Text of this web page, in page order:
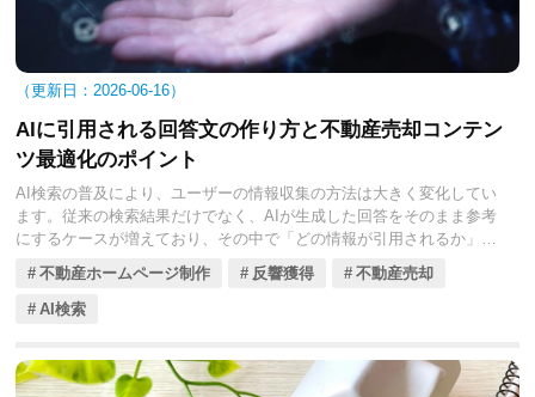
2026-06-16
AIに引用される回答文の作り方と不動産売却コンテン
ツ最適化のポイント
AI検索の普及により、ユーザーの情報収集の方法は大きく変化してい
ます。従来の検索結果だけでなく、AIが生成した回答をそのまま参考
にするケースが増えており、その中で「どの情報が引用されるか」が
重要な競争ポイントになっています。不動産売却領域においても、AI
に引用される回答文を意識したコンテンツ設計が、問い合わせ獲得に
直結する時代になりました。本記事では、AIに選ばれる回答文の作り
不動産ホームページ制作 反響獲得
不動産売却
AI検索